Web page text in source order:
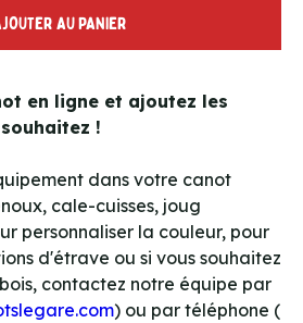
AU PANIER
en ligne et ajoutez les
!
dans votre canot
cale-cuisses, joug
personnaliser la couleur, pour
d'étrave ou si vous souhaitez
contactez notre équipe par
) ou par téléphone (